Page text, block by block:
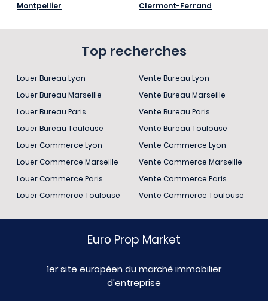
Montpellier
Clermont-Ferrand
Top recherches
Louer Bureau Lyon
Louer Bureau Marseille
Louer Bureau Paris
Louer Bureau Toulouse
Louer Commerce Lyon
Louer Commerce Marseille
Louer Commerce Paris
Louer Commerce Toulouse
Vente Bureau Lyon
Vente Bureau Marseille
Vente Bureau Paris
Vente Bureau Toulouse
Vente Commerce Lyon
Vente Commerce Marseille
Vente Commerce Paris
Vente Commerce Toulouse
Euro Prop Market
1er site européen du marché immobilier
d'entreprise